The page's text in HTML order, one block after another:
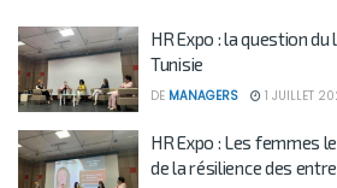
HR Expo : la question
Tunisie
DE MANAGERS 1 JUILLET
HR Expo : Les femmes
de la résilience des